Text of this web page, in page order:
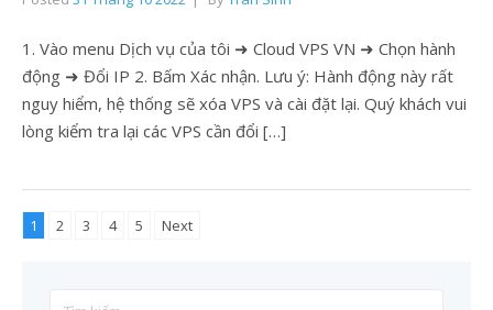
1. Vào menu Dịch vụ của tôi ➜ Cloud VPS VN ➜ Chọn hành
động ➜ Đổi IP 2. Bấm Xác nhận. Lưu ý: Hành động này rất
nguy hiểm, hệ thống sẽ xóa VPS và cài đặt lại. Quý khách vui
lòng kiểm tra lại các VPS cần đổi […]
1 2 3 4 5 Next